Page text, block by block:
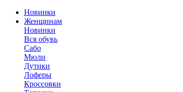
Новинки
Женщинам
Новинки
Вся обувь
Сабо
Мюли
Дутики
Лоферы
Кроссовки